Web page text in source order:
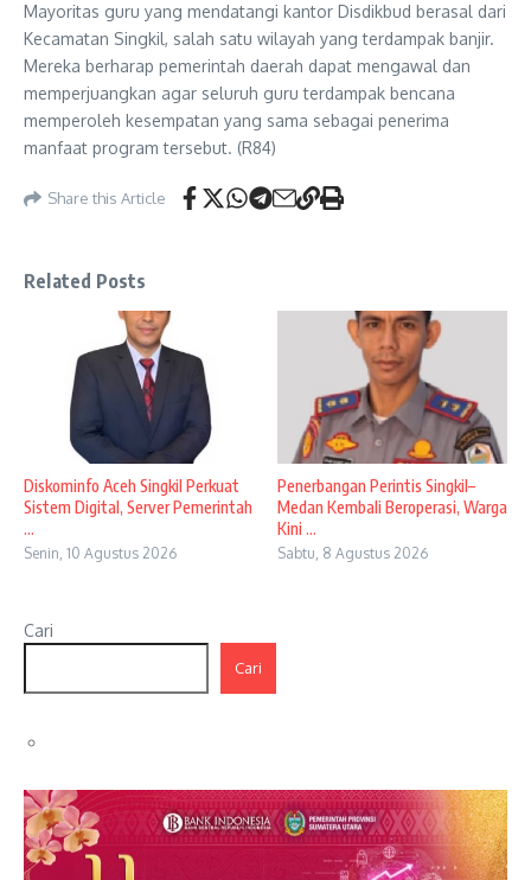
Mayoritas guru yang mendatangi kantor Disdikbud berasal dari
Kecamatan Singkil, salah satu wilayah yang terdampak banjir.
Mereka berharap pemerintah daerah dapat mengawal dan
memperjuangkan agar seluruh guru terdampak bencana
memperoleh kesempatan yang sama sebagai penerima
manfaat program tersebut. (R84)
Share this Article
Related Posts
Diskominfo Aceh Singkil Perkuat
Sistem Digital, Server Pemerintah
...
Senin, 10 Agustus 2026
Penerbangan Perintis Singkil–
Medan Kembali Beroperasi, Warga
Kini ...
Sabtu, 8 Agustus 2026
Cari
Cari